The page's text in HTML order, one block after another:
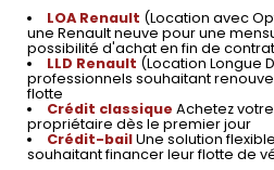
LOA Renault (Location avec
une Renault neuve pour une
possibilité d'achat en fin de contrat
LLD Renault (Location Longue
professionnels souhaitant
flotte
Crédit classique Achetez
propriétaire dès le premier jour
Crédit-bailUne solution
souhaitant financer leur flotte de